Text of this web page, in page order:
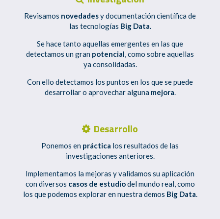
Revisamos novedadesy documentación científica de
las tecnologías Big Data.
Se hace tanto aquellas emergentes en las que
detectamos un gran potencial, como sobre aquellas
ya consolidadas.
Con ello detectamos los puntos en los que se puede
desarrollar o aprovechar alguna mejora.
Desarrollo
Ponemos en práctica los resultados de las
investigaciones anteriores.
Implementamos la mejoras y validamos su aplicación
con diversos casos de estudiodel mundo real, como
los que podemos explorar en nuestra demos Big Data.